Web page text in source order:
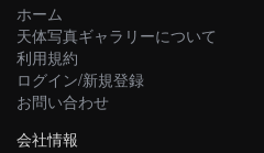
ホーム
天体写真ギャラリーについて
利用規約
ログイン/新規登録
お問い合わせ
会社情報